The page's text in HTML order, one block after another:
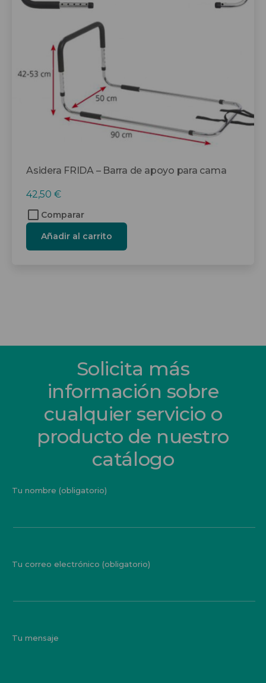
Asidera FRIDA – Barra de apoyo para cama
42,50 €
Comparar
Añadir al carrito
Solicita más
información sobre
cualquier servicio o
producto de nuestro
catálogo
Tu nombre (obligatorio)
Tu correo electrónico (obligatorio)
Tu mensaje